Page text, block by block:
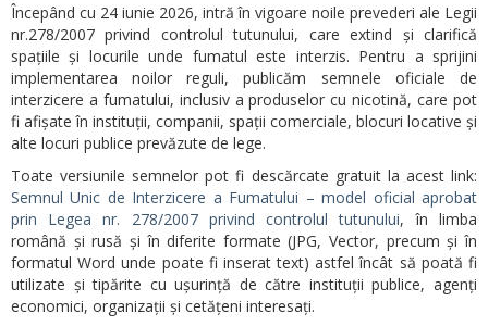
Începând cu 24 iunie 2026, intră în vigoare noile prevederi ale Legii
nr.278/2007 privind controlul tutunului, care extind și clarifică
spațiile și locurile unde fumatul este interzis. Pentru a sprijini
implementarea noilor reguli, publicăm semnele oficiale de
interzicere a fumatului, inclusiv a produselor cu nicotină, care pot
fi afișate în instituții, companii, spații comerciale, blocuri locative și
alte locuri publice prevăzute de lege.
Toate versiunile semnelor pot fi descărcate gratuit la acest link:
Semnul Unic de Interzicere a Fumatului – model oficial aprobat
prin Legea nr. 278/2007 privind controlul tutunului, în limba
română și rusă și în diferite formate (JPG, Vector, precum și în
formatul Word unde poate fi inserat text) astfel încât să poată fi
utilizate și tipărite cu ușurință de către instituții publice, agenți
economici, organizații și cetățeni interesați.